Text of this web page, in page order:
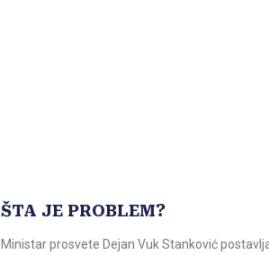
ŠTA JE PROBLEM?
Ministar prosvete Dejan Vuk Stanković